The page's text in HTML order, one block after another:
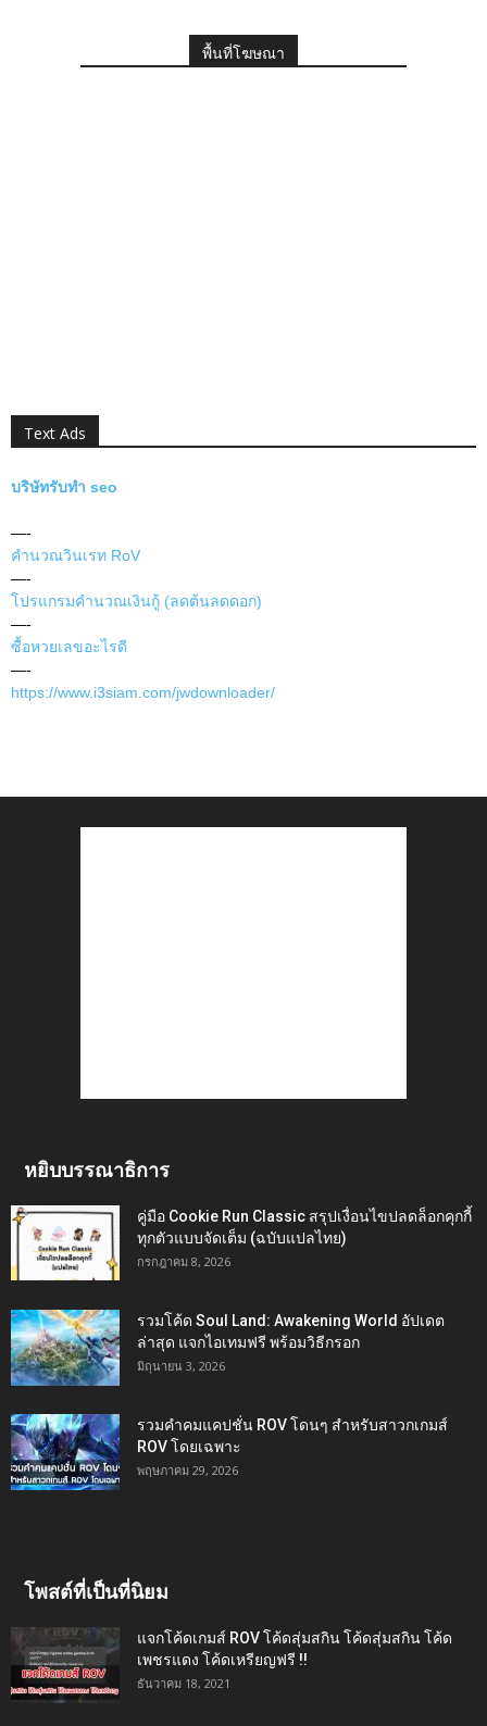
พื้นที่โฆษณา
Text Ads
บริษัทรับทำ seo
—-
คำนวณวินเรท RoV
—-
โปรแกรมคำนวณเงินกู้ (ลดต้นลดดอก)
—-
ซื้อหวยเลขอะไรดี
—-
https://www.i3siam.com/jwdownloader/
หยิบบรรณาธิการ
คู่มือ Cookie Run Classic สรุปเงื่อนไขปลดล็อกคุกกี้
ทุกตัวแบบจัดเต็ม (ฉบับแปลไทย)
กรกฎาคม 8, 2026
รวมโค้ด Soul Land: Awakening World อัปเดต
ล่าสุด แจกไอเทมฟรี พร้อมวิธีกรอก
มิถุนายน 3, 2026
รวมคำคมแคปชั่น ROV โดนๆ สำหรับสาวกเกมส์
ROV โดยเฉพาะ
พฤษภาคม 29, 2026
โพสต์ที่เป็นที่นิยม
แจกโค้ดเกมส์ ROV โค้ดสุ่มสกิน โค้ดสุ่มสกิน โค้ด
เพชรแดง โค้ดเหรียญฟรี !!
ธันวาคม 18, 2021